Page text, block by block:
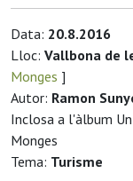
Data: 20.8.2016
Lloc: Vallbona de
Monges ]
Autor: Ramon
Inclosa a l'àlbum
Monges
Tema: Turisme